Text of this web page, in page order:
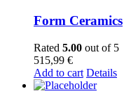
Form Ceramics
Rated 5.00 out of 5
515,99 €
Add to cart Details